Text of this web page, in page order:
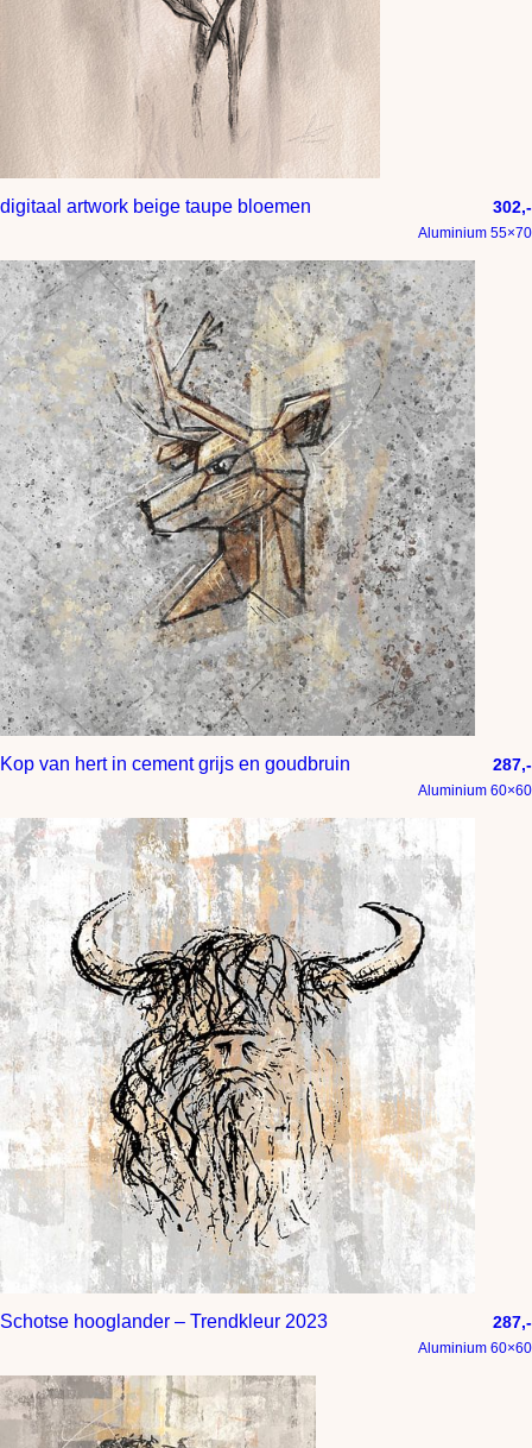
digitaal artwork beige taupe bloemen 302,-
Aluminium 55×70
Kop van hert in cement grijs en goudbruin 287,-
Aluminium 60×60
Schotse hooglander – Trendkleur 2023 287,-
Aluminium 60×60